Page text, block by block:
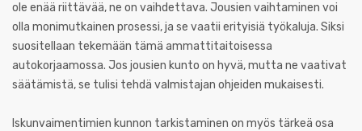
ole enää riittävää, ne on vaihdettava. Jousien vaihtaminen voi
olla monimutkainen prosessi, ja se vaatii erityisiä työkaluja. Siksi
suositellaan tekemään tämä ammattitaitoisessa
autokorjaamossa. Jos jousien kunto on hyvä, mutta ne vaativat
säätämistä, se tulisi tehdä valmistajan ohjeiden mukaisesti.
Iskunvaimentimien kunnon tarkistaminen on myös tärkeä osa